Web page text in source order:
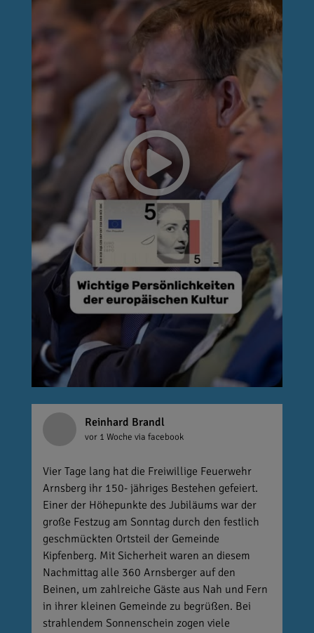
Reinhard Brandl
vor 1 Woche via facebook
Vier Tage lang hat die Freiwillige Feuerwehr
Arnsberg ihr 150- jähriges Bestehen gefeiert.
Einer der Höhepunkte des Jubiläums war der
große Festzug am Sonntag durch den festlich
geschmückten Ortsteil der Gemeinde
Kipfenberg. Mit Sicherheit waren an diesem
Nachmittag alle 360 Arnsberger auf den
Beinen, um zahlreiche Gäste aus Nah und Fern
in ihrer kleinen Gemeinde zu begrüßen. Bei
strahlendem Sonnenschein zogen viele